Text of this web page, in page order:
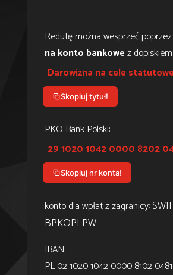
Redutę można wesprzeć
na konto bankowez dopiskiem
Darowizna na cele statutowe
Skopiuj tytuł!
PKO Bank Polski:
29 1020 1042 0000 8202
Skopiuj nr konta!
konto dla wpłat z zagranicy:
BPKOPLPW
IBAN:
PL 02 1020 1042 0000 8102